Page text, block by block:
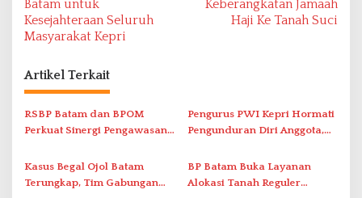
i
a
s
i
p
o
s
Batam untuk
Kesejahteraan Seluruh
Masyarakat Kepri
Keberangkatan Jamaah
Haji Ke Tanah Suci
Artikel Terkait
RSBP Batam dan BPOM
Perkuat Sinergi Pengawasan
Pelayanan Kefarmasian
Pengurus PWI Kepri Hormati
Pengunduran Diri Anggota,
Administrasi ke Pusat
Kasus Begal Ojol Batam
Terungkap, Tim Gabungan
BP Batam Buka Layanan
Alokasi Tanah Reguler